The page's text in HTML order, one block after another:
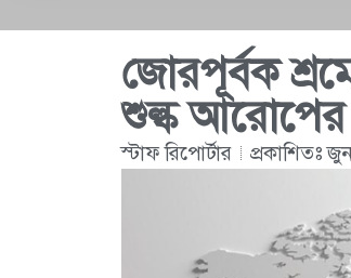
জোরপূর্বক
শুল্ক আরোপের
স্টাফ রিপোর্টার প্রকাশিতঃ